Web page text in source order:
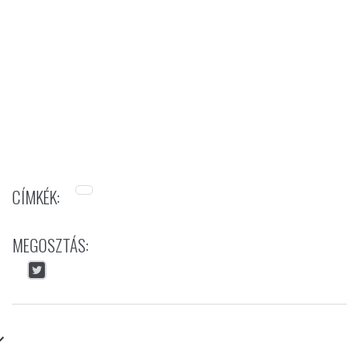
CÍMKÉK:
MEGOSZTÁS: